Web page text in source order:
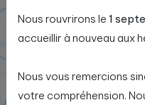
Nous rouvrirons le 1
accueillir à nouveau aux
Nous vous remercions
votre compréhension.